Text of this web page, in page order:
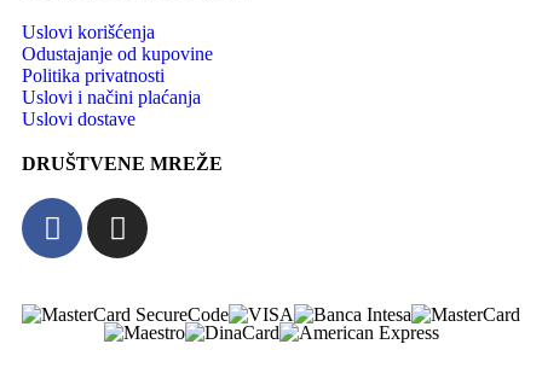
Uslovi korišćenja
Odustajanje od kupovine
Politika privatnosti
Uslovi i načini plaćanja
Uslovi dostave
DRUŠTVENE MREŽE